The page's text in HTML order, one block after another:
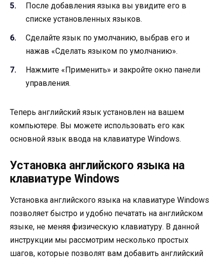
После добавления языка вы увидите его в
списке установленных языков.
Сделайте язык по умолчанию, выбрав его и
нажав «Сделать языком по умолчанию».
Нажмите «Применить» и закройте окно панели
управления.
Теперь английский язык установлен на вашем
компьютере. Вы можете использовать его как
основной язык ввода на клавиатуре Windows.
Установка английского языка на
клавиатуре Windows
Установка английского языка на клавиатуре Windows
позволяет быстро и удобно печатать на английском
языке, не меняя физическую клавиатуру. В данной
инструкции мы рассмотрим несколько простых
шагов, которые позволят вам добавить английский